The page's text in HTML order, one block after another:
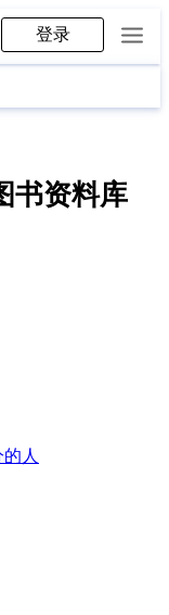
登录
书资料库
人